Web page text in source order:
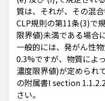
質は、それが、その混
CLP規則の第11条(3)で
限界値)未満である場合
一般的には、発がん性
0.3%ですが、物質によ
濃度限界値)が定められ
の附属書I section
さい。